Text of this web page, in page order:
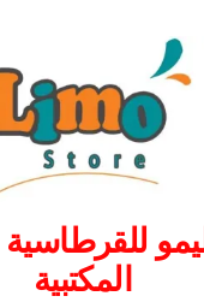
للقرطاسية
المكتبية